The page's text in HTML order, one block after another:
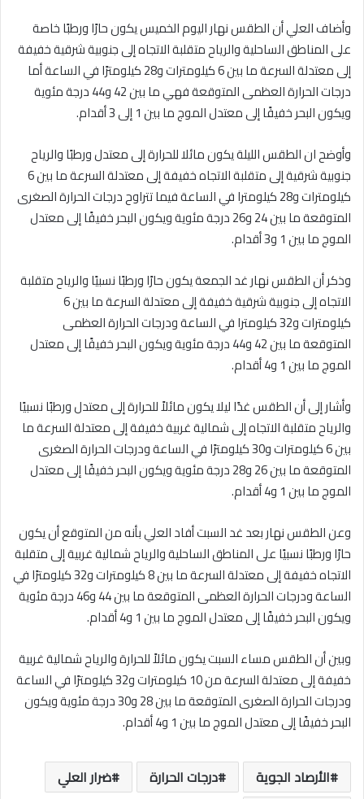
وأضاف العلي أن الطقس نهار اليوم الخميس يكون حارًا ورطبًا خاصة
على المناطق الساحلية والرياح متقلبة الاتجاه إلى جنوبية شرقية خفيفة
إلى معتدلة السرعة ما بين 6 كيلومترات و28 كيلومترًا في الساعة أما
درجات الحرارة العظمى المتوقعة فهي ما بين 42 و44 درجة مئوية
ويكون البحر خفيفًا إلى معتدل الموج ما بين 1 إلى 3 أقدام.
وأوضح ان الطقس الليلة يكون مائلا للحرارة إلى معتدل ورطبًا والرياح
جنوبية شرقية إلى متقلبة الاتجاه خفيفة إلى معتدلة السرعة ما بين 6
كيلومترات و28 كيلومترا في الساعة فيما تتراوح درجات الحرارة الصغرى
المتوقعة ما بين 24 و26 درجة مئوية ويكون البحر خفيفًا إلى معتدل
الموج ما بين 1 و3 أقدام.
وذكر أن الطقس نهار غد الجمعة يكون حارًا ورطبًا نسبيًا والرياح متقلبة
الاتجاه إلى جنوبية شرقية خفيفة إلى معتدلة السرعة ما بين 6
كيلومترات و32 كيلومترا في الساعة ودرجات الحرارة العظمى
المتوقعة ما بين 42 و44 درجة مئوية ويكون البحر خفيفًا إلى معتدل
الموج ما بين 1 و4 أقدام.
وأشار إلى أن الطقس غدًا ليلا يكون مائلاً للحرارة إلى معتدل ورطبًا نسبيًا
والرياح متقلبة الاتجاه إلى شمالية غربية خفيفة إلى معتدلة السرعة ما
بين 6 كيلومترات و30 كيلومترًا في الساعة ودرجات الحرارة الصغرى
المتوقعة ما بين 26 و28 درجة مئوية ويكون البحر خفيفًا إلى معتدل
الموج ما بين 1 و4 أقدام.
وعن الطقس نهار بعد غد السبت أفاد العلي بأنه من المتوقع أن يكون
حارًا ورطبًا نسبيًا على المناطق الساحلية والرياح شمالية غربية إلى متقلبة
الاتجاه خفيفة إلى معتدلة السرعة ما بين 8 كيلومترات و32 كيلومترًا في
الساعة ودرجات الحرارة العظمى المتوقعة ما بين 44 و46 درجة مئوية
ويكون البحر خفيفًا إلى معتدل الموج ما بين 1 و4 أقدام.
وبين أن الطقس مساء السبت يكون مائلاً للحرارة والرياح شمالية غربية
خفيفة إلى معتدلة السرعة من 10 كيلومترات و32 كيلومترًا في الساعة
ودرجات الحرارة الصغرى المتوقعة ما بين 28 و30 درجة مئوية ويكون
البحر خفيفًا إلى معتدل الموج ما بين 1 و4 أقدام.
الأرصاد الجوية درجات الحرارة
ضرار العلي